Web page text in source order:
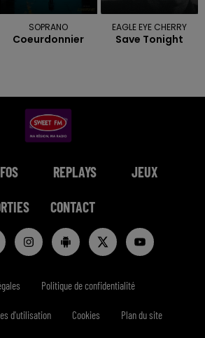
SOPRANO
Coeurdonnier
EAGLE EYE CHERRY
Save Tonight
REPLAYS JEUX
CONTACT
Politique de confidentialité
d'utilisation Cookies Plan du site